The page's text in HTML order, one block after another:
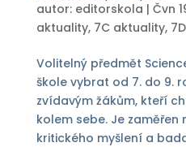
autor: editorskola | Čvn
aktuality, 7C aktuality,
Volitelný předmět
škole vybrat od 7. do 9.
zvídavým žákům, kteří
kolem sebe. Je zaměřen
kritického myšlení a